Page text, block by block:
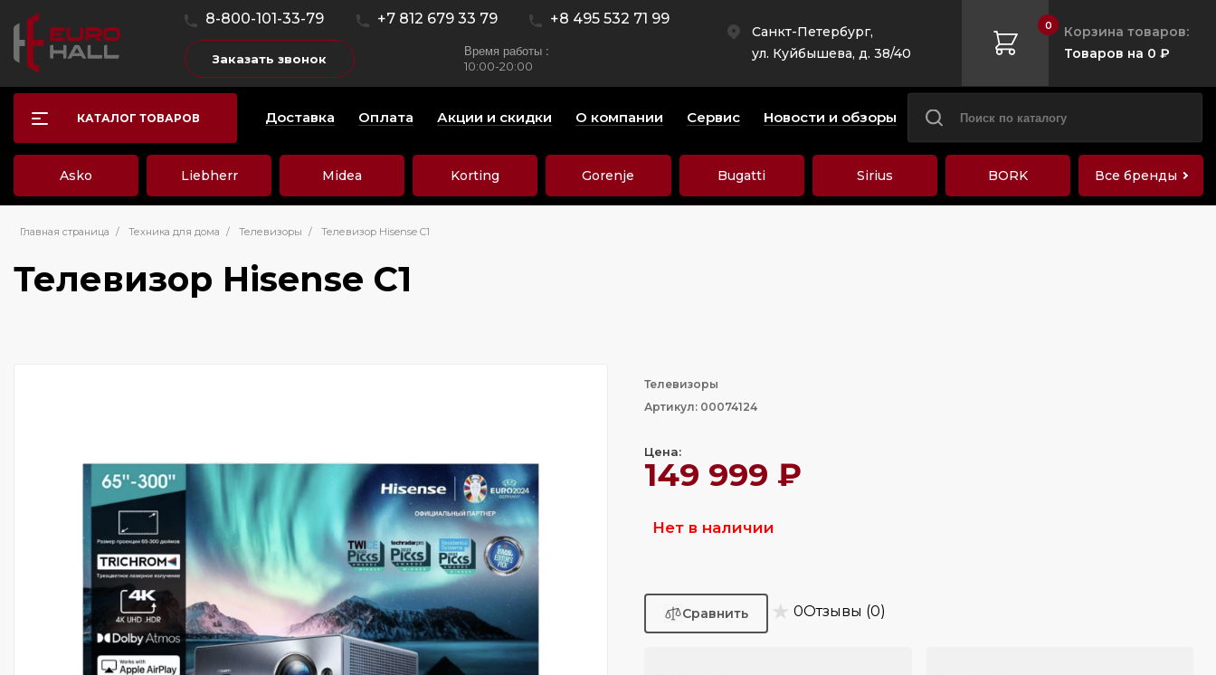
8-800-101-33-79 +7 812 679 33 79 +8 495 532 71 99
Заказать звонок Время работы :
10:00-20:00
Санкт-Петербург,
ул. Куйбышева, д. 38/40
0
Корзина товаров:
Товаров на 0 ₽
КАТАЛОГ ТОВАРОВ Доставка Оплата Акции и скидки О компании Сервис Новости и обзоры
Asko Liebherr Midea Korting Gorenje Bugatti Sirius BORK Все бренды
Главная страница / Техника для дома / Телевизоры / Телевизор Hisense C1
Телевизор Hisense C1
Телевизоры
Артикул: 00074124
Цена:
149 999 ₽
Нет в наличии
★ 0Отзывы (0)